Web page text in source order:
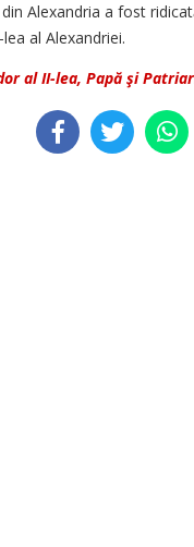
Alexandria a fost
al Alexandriei.
al II-lea, Papă şi